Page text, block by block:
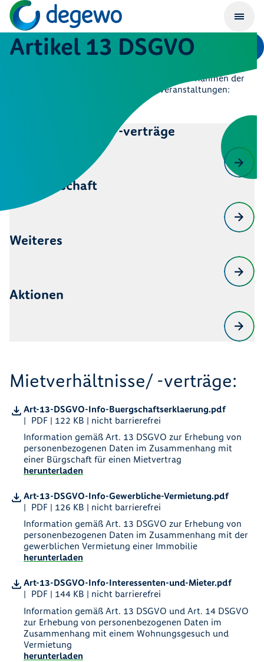
Artikel 13 DSGVO
Erhebung von personenbezogenen Daten im Rahmen der
Wohnungs-/Stellplatzsuche und für Veranstaltungen:
Mietverhältnisse/ -verträge
Nachbarschaft
Weiteres
Aktionen
Mietverhältnisse/ -verträge:
Art-13-DSGVO-Info-Buergschaftserklaerung.pdf
PDF | 122 KB | nicht barrierefrei
Information gemäß Art. 13 DSGVO zur Erhebung von
personenbezogenen Daten im Zusammenhang mit
einer Bürgschaft für einen Mietvertrag
herunterladen
Art-13-DSGVO-Info-Gewerbliche-Vermietung.pdf
PDF | 126 KB | nicht barrierefrei
Information gemäß Art. 13 DSGVO zur Erhebung von
personenbezogenen Daten im Zusammenhang mit der
gewerblichen Vermietung einer Immobilie
herunterladen
Art-13-DSGVO-Info-Interessenten-und-Mieter.pdf
PDF | 144 KB | nicht barrierefrei
Information gemäß Art. 13 DSGVO und Art. 14 DSGVO
zur Erhebung von personenbezogenen Daten im
Zusammenhang mit einem Wohnungsgesuch und
Vermietung
herunterladen